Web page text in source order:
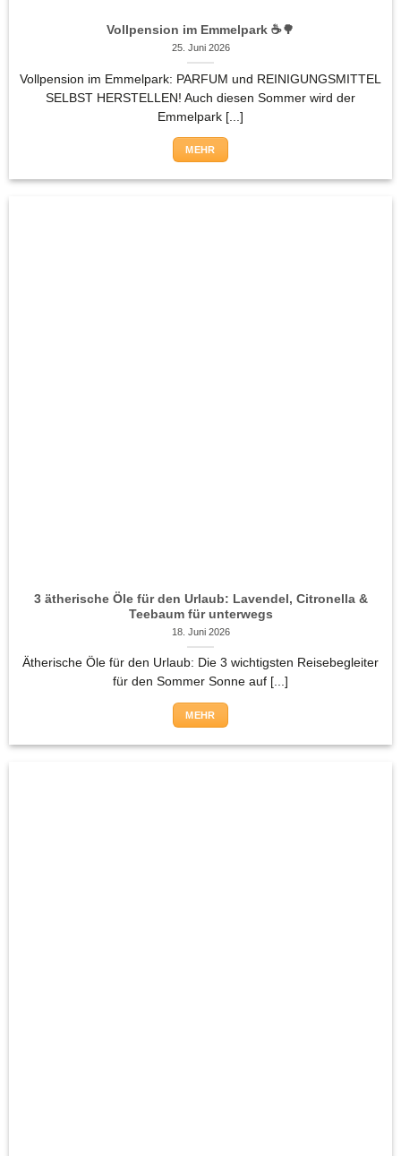
Vollpension im Emmelpark ☕🌳
25. Juni 2026
Vollpension im Emmelpark: PARFUM und REINIGUNGSMITTEL
SELBST HERSTELLEN! Auch diesen Sommer wird der
Emmelpark [...]
MEHR
3 ätherische Öle für den Urlaub: Lavendel, Citronella &
Teebaum für unterwegs
18. Juni 2026
Ätherische Öle für den Urlaub: Die 3 wichtigsten Reisebegleiter
für den Sommer Sonne auf [...]
MEHR